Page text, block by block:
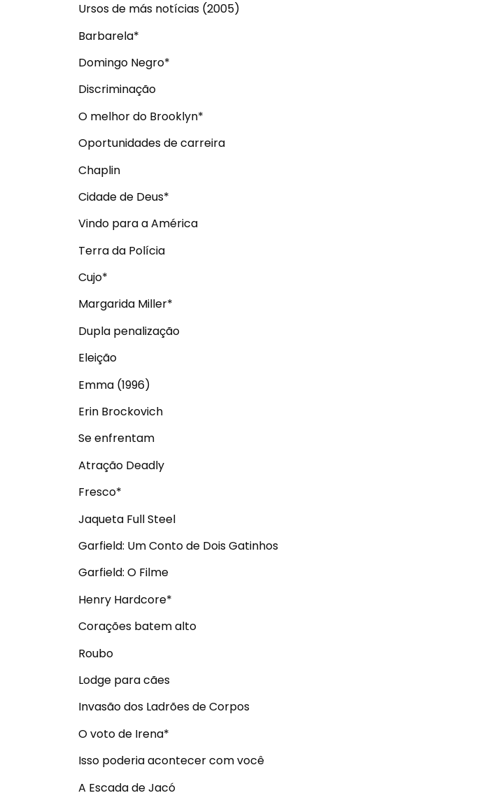
Ursos de más notícias (2005)
Barbarela*
Domingo Negro*
Discriminação
O melhor do Brooklyn*
Oportunidades de carreira
Chaplin
Cidade de Deus*
Vindo para a América
Terra da Polícia
Cujo*
Margarida Miller*
Dupla penalização
Eleição
Emma (1996)
Erin Brockovich
Se enfrentam
Atração Deadly
Fresco*
Jaqueta Full Steel
Garfield: Um Conto de Dois Gatinhos
Garfield: O Filme
Henry Hardcore*
Corações batem alto
Roubo
Lodge para cães
Invasão dos Ladrões de Corpos
O voto de Irena*
Isso poderia acontecer com você
A Escada de Jacó